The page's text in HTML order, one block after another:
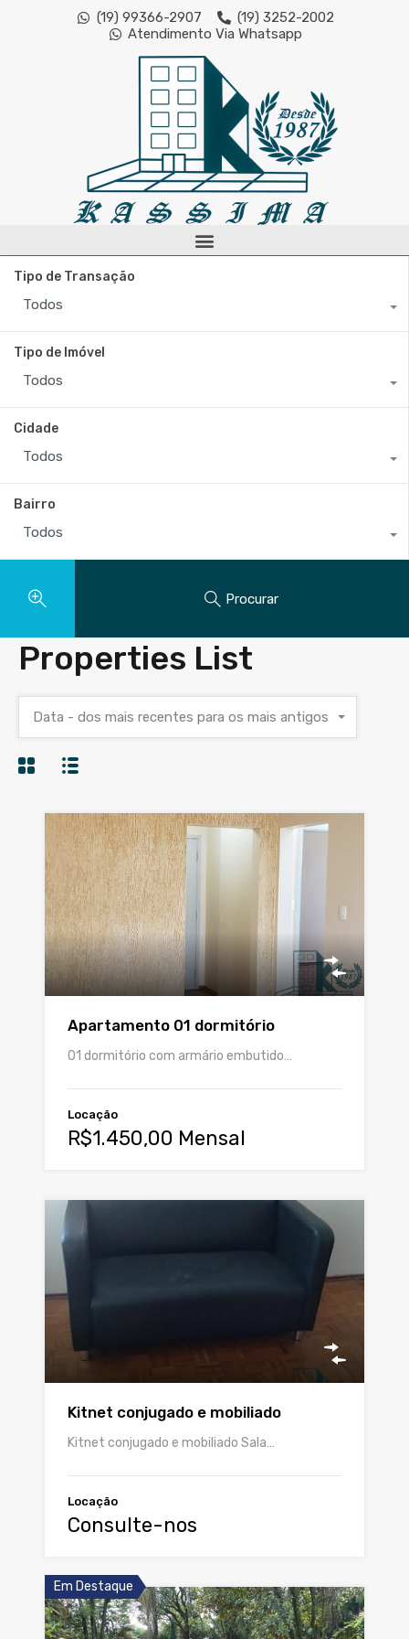
(19) 99366-2907
(19) 3252-2002
Atendimento Via Whatsapp
Tipo de Transação
Todos
Tipo de Imóvel
Todos
Cidade
Todos
Bairro
Todos
Procurar
Properties List
Data - dos mais recentes para os mais antigos
Apartamento 01 dormitório
01 dormitório com armário embutido…
Locação
R$1.450,00 Mensal
Kitnet conjugado e mobiliado
Kitnet conjugado e mobiliado Sala…
Locação
Consulte-nos
Em Destaque